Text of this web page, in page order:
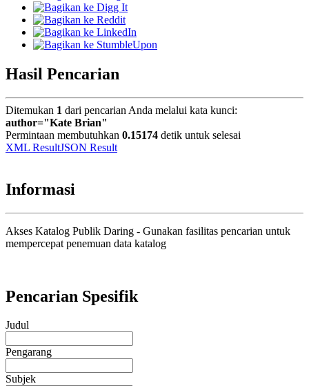
Hasil Pencarian
Ditemukan 1 dari pencarian Anda melalui kata kunci:
author="Kate Brian"
Permintaan membutuhkan 0.15174 detik untuk selesai
XML ResultJSON Result
Informasi
Akses Katalog Publik Daring - Gunakan fasilitas pencarian untuk
mempercepat penemuan data katalog
Pencarian Spesifik
Judul
Pengarang
Subjek